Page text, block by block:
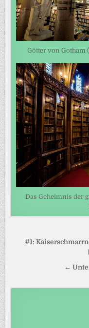
Götter von Gotham
Das Geheimnis der
#1:
←